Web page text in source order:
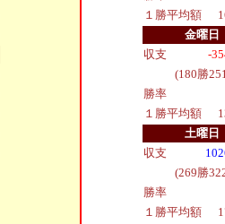
１勝平均額
金曜日
収支
-
(180勝
勝率
１勝平均額
土曜日
収支
(269勝
勝率
１勝平均額